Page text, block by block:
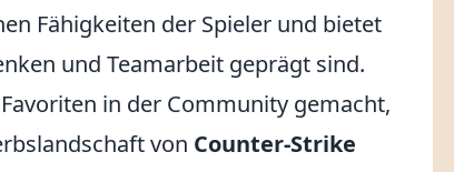
Fähigkeiten der Spieler und bietet
und Teamarbeit geprägt sind.
in der Community gemacht,
von Counter-Strike